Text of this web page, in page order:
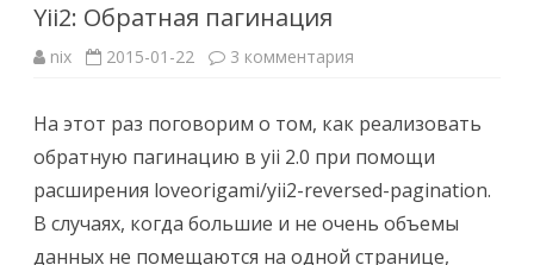
Yii2: Обратная пагинация
nix 2015-01-22 3 комментария
пагинация
На этот раз поговорим о том, как реализовать
обратную пагинацию в yii 2.0 при помощи
расширения loveorigami/yii2-reversed-pagination.
В случаях, когда большие и не очень объемы
данных не помещаются на одной странице,